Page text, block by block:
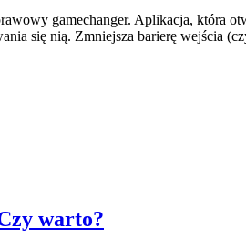
gamechanger. Aplikacja, która
się nią. Zmniejsza barierę
warto?